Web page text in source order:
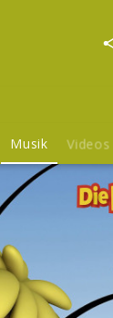
Musik Videos